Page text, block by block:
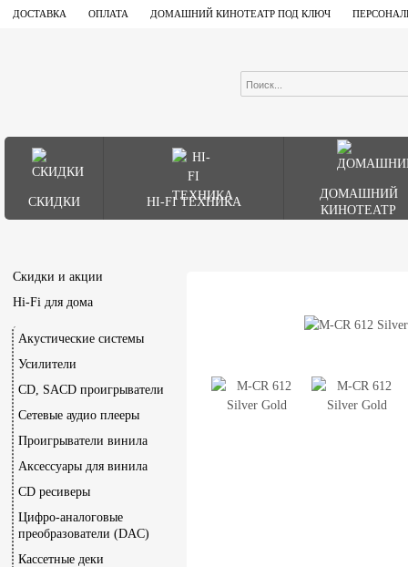
ДОСТАВКА ОПЛАТА ДОМАШНИЙ КИНОТЕАТР ПОД КЛЮЧ
СКИДКИ HI-FI ТЕХНИКА
ДОМАШНИЙ
КИНОТЕАТР
Скидки и акции
Hi-Fi для дома
Акустические системы
Усилители
CD, SACD проигрыватели
Сетевые аудио плееры
Проигрыватели винила
Аксессуары для винила
CD ресиверы
Цифро-аналоговые
преобразователи (DAC)
Кассетные деки